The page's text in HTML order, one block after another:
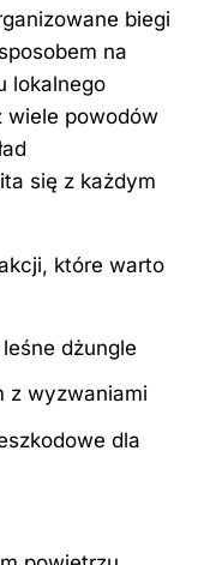
biegi
na
lokalnego
wiele powodów
się z każdym
które warto
dżungle
z wyzwaniami
dla